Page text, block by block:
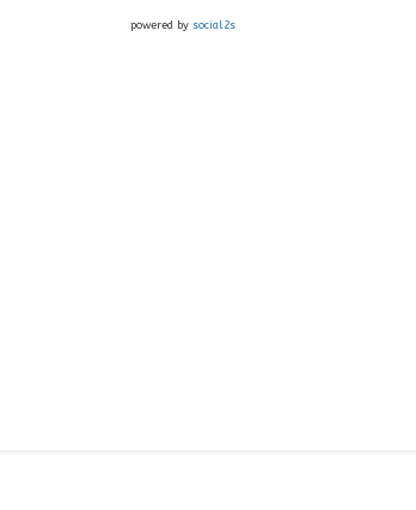
powered by social2s